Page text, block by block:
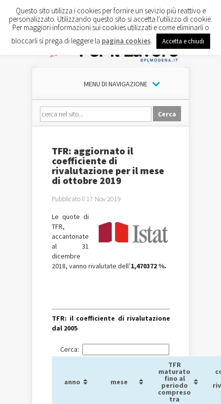
MENU DI NAVIGAZIONE
TFR: aggiornato il
coefficiente di
rivalutazione per il mese
di ottobre 2019
Pubblicato il 17 Nov 2019
Le quote di
TFR,
accantonate
al 31
dicembre
2018, vanno rivalutate dell’1,470372 %.
TFR: il coefficiente di rivalutazione
dal 2005
Cerca:
anno mese
TFR
maturato
fino al
periodo
compreso
tra
Questo sito utilizza i cookies per fornire un sevizio più reattivo e
personalizzato. Utilizzando questo sito si accetta l'utilizzo di cookie.
Per maggiori informazioni sui cookies utilizzati e come eliminarli o
bloccarli si prega di leggere la pagina cookies Accetta e chiudi